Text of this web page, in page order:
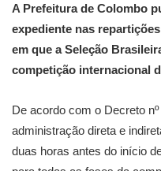
A Prefeitura de Colombo
expediente nas
em que a Seleção
competição internacional
De acordo com o Decreto
administração direta e
duas horas antes do início